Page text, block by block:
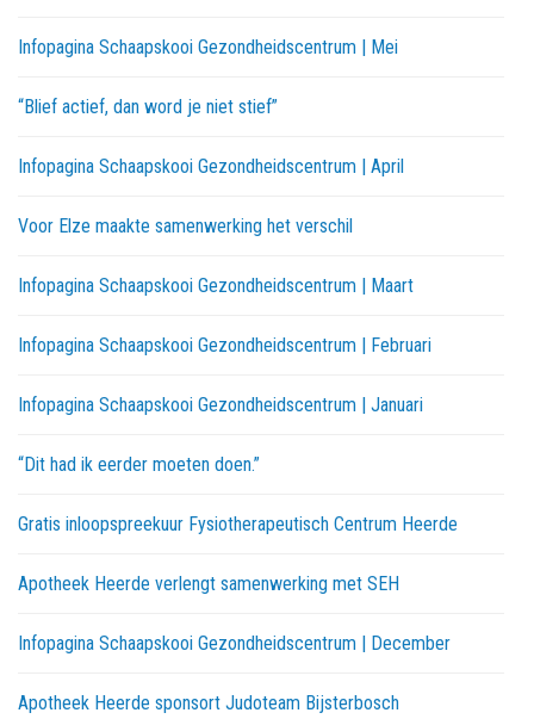
Infopagina Schaapskooi Gezondheidscentrum | Mei
“Blief actief, dan word je niet stief”
Infopagina Schaapskooi Gezondheidscentrum | April
Voor Elze maakte samenwerking het verschil
Infopagina Schaapskooi Gezondheidscentrum | Maart
Infopagina Schaapskooi Gezondheidscentrum | Februari
Infopagina Schaapskooi Gezondheidscentrum | Januari
“Dit had ik eerder moeten doen.”
Gratis inloopspreekuur Fysiotherapeutisch Centrum Heerde
Apotheek Heerde verlengt samenwerking met SEH
Infopagina Schaapskooi Gezondheidscentrum | December
Apotheek Heerde sponsort Judoteam Bijsterbosch